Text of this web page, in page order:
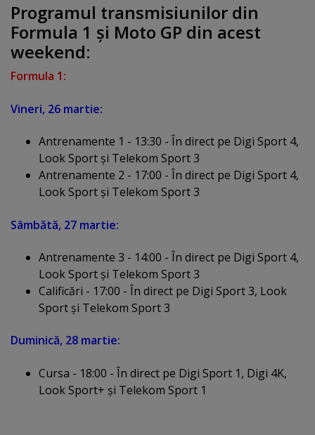
Programul transmisiunilor din
Formula 1 şi Moto GP din acest
weekend:
Formula 1:
Vineri, 26 martie:
Antrenamente 1 - 13:30 - În direct pe Digi Sport 4,
Look Sport şi Telekom Sport 3
Antrenamente 2 - 17:00 - În direct pe Digi Sport 4,
Look Sport şi Telekom Sport 3
Sâmbătă, 27 martie:
Antrenamente 3 - 14:00 - În direct pe Digi Sport 4,
Look Sport şi Telekom Sport 3
Calificări - 17:00 - În direct pe Digi Sport 3, Look
Sport şi Telekom Sport 3
Duminică, 28 martie:
Cursa - 18:00 - În direct pe Digi Sport 1, Digi 4K,
Look Sport+ şi Telekom Sport 1